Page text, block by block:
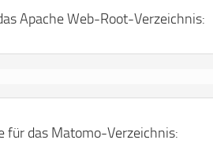
Apache Web-Root-Verzeichnis:
für das Matomo-Verzeichnis: